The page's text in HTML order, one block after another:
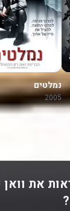
נמלטים
2005
את וואן